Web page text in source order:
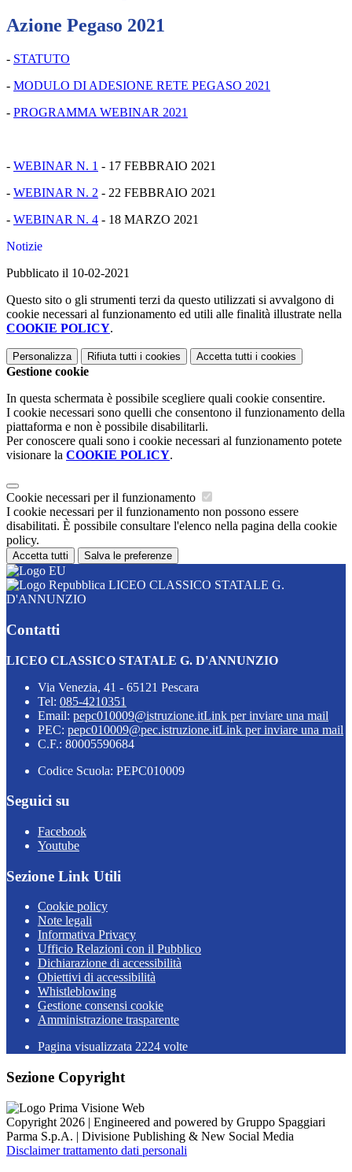
Azione Pegaso 2021
- STATUTO
- MODULO DI ADESIONE RETE PEGASO 2021
- PROGRAMMA WEBINAR 2021
- WEBINAR N. 1 - 17 FEBBRAIO 2021
- WEBINAR N. 2 - 22 FEBBRAIO 2021
- WEBINAR N. 4 - 18 MARZO 2021
Notizie
Pubblicato il 10-02-2021
Questo sito o gli strumenti terzi da questo utilizzati si avvalgono di
cookie necessari al funzionamento ed utili alle finalità illustrate nella
COOKIE POLICY.
Personalizza Rifiuta tutti i cookies Accetta tutti i cookies
Gestione cookie
In questa schermata è possibile scegliere quali cookie consentire.
I cookie necessari sono quelli che consentono il funzionamento della
piattaforma e non è possibile disabilitarli.
Per conoscere quali sono i cookie necessari al funzionamento potete
visionare la COOKIE POLICY.
Cookie necessari per il funzionamento
I cookie necessari per il funzionamento non possono essere
disabilitati. È possibile consultare l'elenco nella pagina della cookie
policy.
Accetta tutti Salva le preferenze
LICEO CLASSICO STATALE G.
D'ANNUNZIO
Contatti
LICEO CLASSICO STATALE G. D'ANNUNZIO
Via Venezia, 41 - 65121 Pescara
Tel: 085-4210351
Email: pepc010009@istruzione.itLink per inviare una mail
PEC: pepc010009@pec.istruzione.itLink per inviare una mail
C.F.: 80005590684
Codice Scuola: PEPC010009
Seguici su
Facebook
Youtube
Sezione Link Utili
Cookie policy
Note legali
Informativa Privacy
Ufficio Relazioni con il Pubblico
Dichiarazione di accessibilità
Obiettivi di accessibilità
Whistleblowing
Gestione consensi cookie
Amministrazione trasparente
Pagina visualizzata 2224 volte
Sezione Copyright
Copyright 2026 | Engineered and powered by Gruppo Spaggiari
Parma S.p.A. | Divisione Publishing & New Social Media
Disclaimer trattamento dati personali